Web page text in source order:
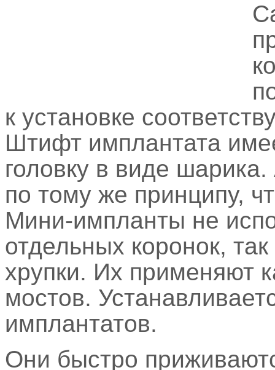
к установке
Штифт имплантата
головку в виде
по тому же принципу,
Мини-импланты не
отдельных коронок,
хрупки. Их применяют
мостов.
имплантатов.
Они быстро